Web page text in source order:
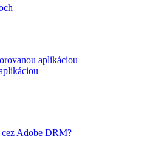
aplikáciou
Adobe DRM?